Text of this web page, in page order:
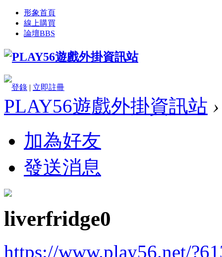
形象首頁
線上購買
論壇BBS
登錄 | 立即註冊
PLAY56遊戲外掛資訊站 ›
加為好友
發送消息
liverfridge0
https://www.play56.net/